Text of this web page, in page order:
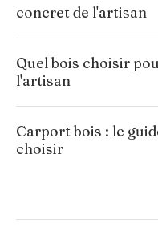
concret de l'artisan
Quel bois choisir
l'artisan
Carport bois : le
choisir